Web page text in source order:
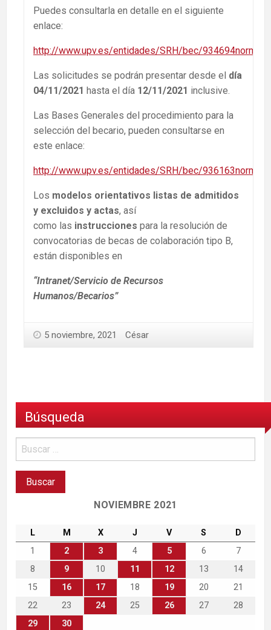
Puedes consultarla en detalle en el siguiente
enlace:
http://www.upv.es/entidades/SRH/bec/
Las solicitudes se podrán presentar desde el día
04/11/2021 hasta el día 12/11/2021 inclusive.
Las Bases Generales del procedimiento para la
selección del becario, pueden consultarse en
este enlace:
http://www.upv.es/entidades/SRH/bec/
Los modelos orientativos listas de admitidos
y excluidos y actas, así
como las instrucciones para la resolución de
convocatorias de becas de colaboración tipo B,
están disponibles en
“Intranet/Servicio de Recursos
Humanos/Becarios”
5 noviembre, 2021 César
Búsqueda
NOVIEMBRE 2021
L M X J V S
D
1
2 3 4 5 6
7
8
9 10 11 12 13
14
15
16 17 18 19 20
21
22
23 24 25 26 27
28
29
30